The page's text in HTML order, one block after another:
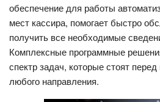
обеспечение для работы
мест кассира, помогает быстро
получить все необходимые
Комплексные программные
спектр задач, которые стоят
любого направления.